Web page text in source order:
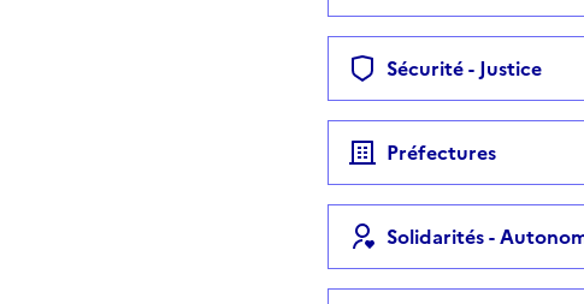
Sécurité - Justice
Préfectures
Solidarités -